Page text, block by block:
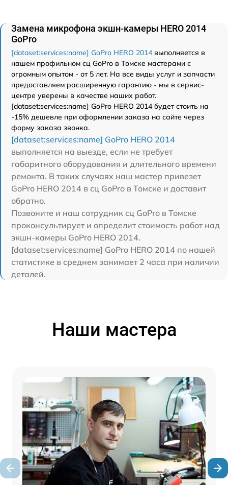
Замена микрофона экшн-камеры HERO 2014
GoPro
[dataset:services:name] GoPro HERO 2014 выполняется в
нашем профильном сц GoPro в Томске мастерами с
огромным опытом - от 5 лет. На все виды услуг и запчасти
предоставляем расширенную гарантию - мы в сервис-
центре уверены в качестве наших работ.
[dataset:services:name] GoPro HERO 2014 будет стоить на
-15% дешевле при оформлении заказа на сайте через
форму заказа звонка.
[dataset:services:name] GoPro HERO 2014
выполняется на выезде, если не требует
габаритного оборудования и длительного времени
ремонта. В таких случаях наш мастер привезет
GoPro HERO 2014 в сц GoPro в Томске и доставит
обратно.
Позвоните и наш сотрудник сц GoPro в Томске
проконсультирует и определит стоимость работ над
экшн-камеры GoPro HERO 2014.
[dataset:services:name] GoPro HERO 2014 по нашей
статистике в среднем занимает 2 часа при наличии
деталей.
Наши мастера